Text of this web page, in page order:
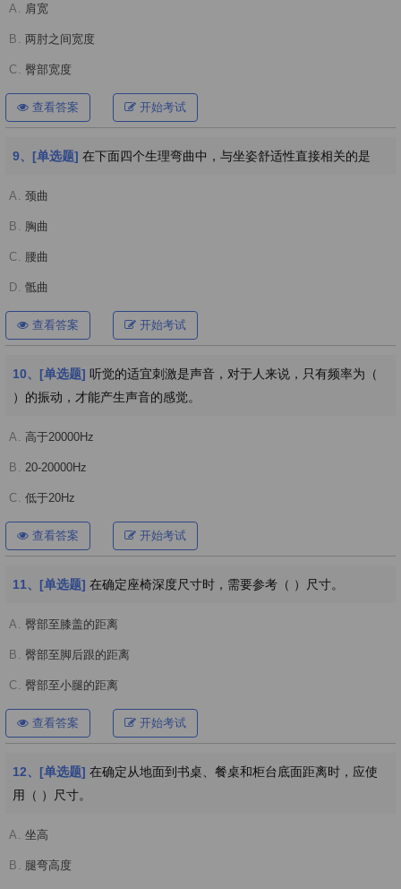
A. 肩宽
B. 两肘之间宽度
C. 臀部宽度
查看答案 开始考试
9、[单选题] 在下面四个生理弯曲中，与坐姿舒适性直接相关的是
A. 颈曲
B. 胸曲
C. 腰曲
D. 骶曲
查看答案 开始考试
10、[单选题] 听觉的适宜刺激是声音，对于人来说，只有频率为（
）的振动，才能产生声音的感觉。
A. 高于20000Hz
B. 20-20000Hz
C. 低于20Hz
查看答案 开始考试
11、[单选题] 在确定座椅深度尺寸时，需要参考（ ）尺寸。
A. 臀部至膝盖的距离
B. 臀部至脚后跟的距离
C. 臀部至小腿的距离
查看答案 开始考试
12、[单选题] 在确定从地面到书桌、餐桌和柜台底面距离时，应使
用（ ）尺寸。
A. 坐高
B. 腿弯高度